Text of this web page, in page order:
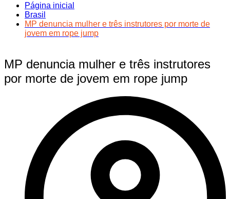
Página inicial
Brasil
MP denuncia mulher e três instrutores por morte de
jovem em rope jump
MP denuncia mulher e três instrutores
por morte de jovem em rope jump